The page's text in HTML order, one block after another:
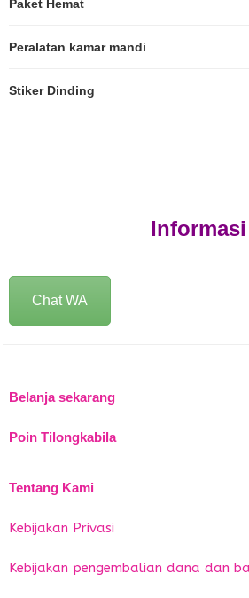
Paket Hemat
Peralatan kamar mandi
Stiker Dinding
Informasi
Chat WA
Belanja sekarang
Poin Tilongkabila
Tentang Kami
Kebijakan Privasi
Kebijakan pengembalian dana dan